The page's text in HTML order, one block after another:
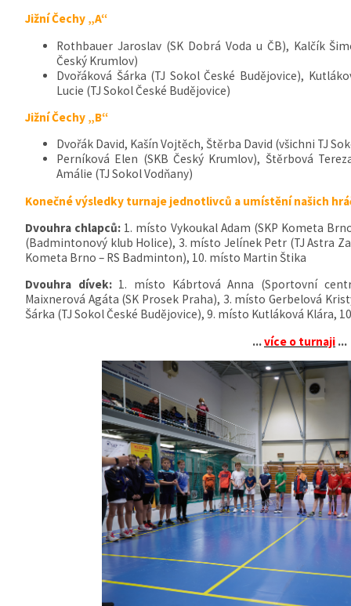
Jižní Čechy „A“
Rothbauer Jaroslav (SK Dobrá Voda u ČB), Kalčík
Český Krumlov)
Dvořáková Šárka (TJ Sokol České Budějovice),
Lucie (TJ Sokol České Budějovice)
Jižní Čechy „B“
Dvořák David, Kašín Vojtěch, Štěrba David (všichni TJ
Perníková Elen (SKB Český Krumlov), Štěrbová
Amálie (TJ Sokol Vodňany)
Konečné výsledky turnaje jednotlivců a umístění našich
Dvouhra chlapců: 1. místo Vykoukal Adam (SKP Kometa
(Badmintonový klub Holice), 3. místo Jelínek Petr (TJ Astra
Kometa Brno – RS Badminton), 10. místo Martin Štika
Dvouhra dívek: 1. místo Kábrtová Anna (Sportovní
Maixnerová Agáta (SK Prosek Praha), 3. místo Gerbelová
Šárka (TJ Sokol České Budějovice), 9. místo Kutláková Klára,
...více o turnaji ...